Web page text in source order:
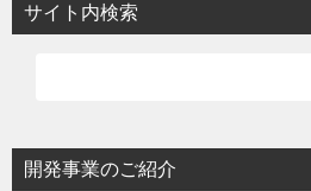
サイト内検索
開発事業のご紹介